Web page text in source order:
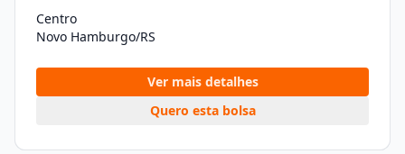
Centro
Novo Hamburgo/RS
Ver mais detalhes
Quero esta bolsa